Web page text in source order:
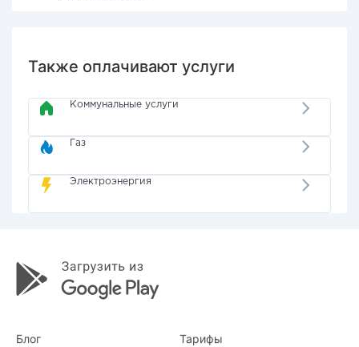
Также оплачивают услуги
Коммунальные услуги
Газ
Электроэнергия
Блог Тарифы